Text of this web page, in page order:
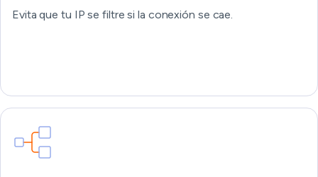
Evita que tu IP se filtre si la conexión se cae.